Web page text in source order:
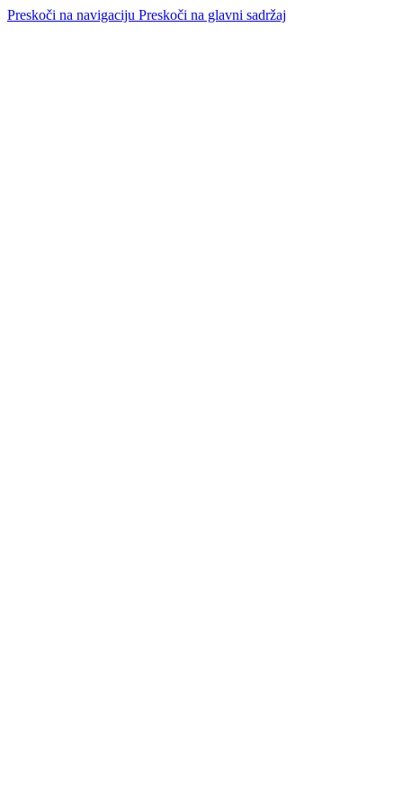
Preskoči na navigaciju Preskoči na glavni sadržaj